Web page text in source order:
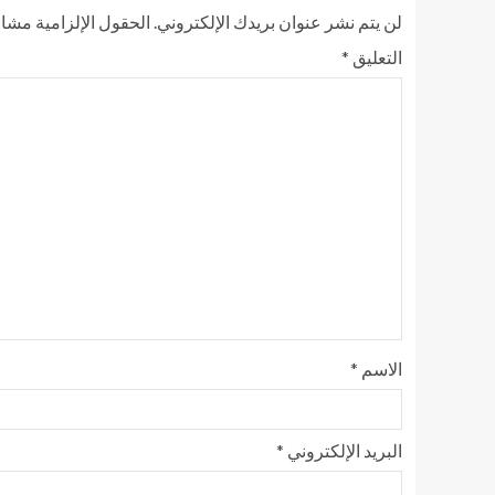
لن يتم نشر عنوان بريدك الإلكتروني. الحقول الإلزامية مشار
التعليق *
الاسم *
البريد الإلكتروني *